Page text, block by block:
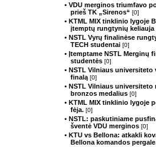
• VDU merginos triumfavo
prieš TK „Sirenos“ [0]
• KTML MIX tinklinio lygoje
įtemptų rungtynių
• NSTL Vyrų finalinėse
TECH studentai [0]
• Įtemptame NSTL Merginų
studentės [0]
• NSTL Vilniaus
finalą [0]
• NSTL Vilniaus
bronzos medalius [0]
• KTML MIX tinklinio lygoje
fėja. [0]
• NSTL: paskutiniame
šventė VDU merginos [0]
• KTU vs Bellona: atkakli
Bellona komandos